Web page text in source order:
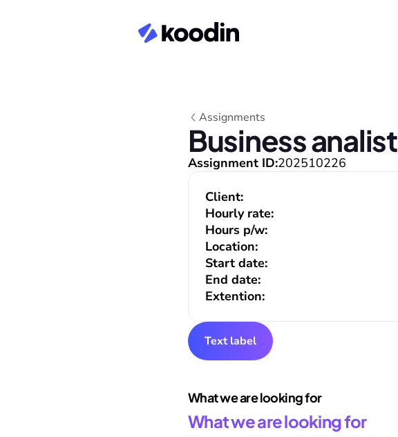
Assignments
Business analist
Assignment ID:202510226
Start date:
End date:
Extention:
Client:
Hourly rate:
Hours p/w:
Location:
Text label
What we are looking for
What we are looking for